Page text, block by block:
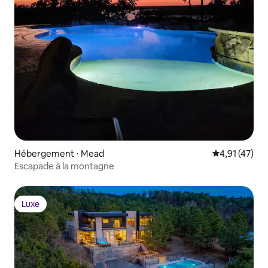
Hébergement ⋅ Mead Évaluation
4,91 (47)
Escapade à la montagne
Luxe
Luxe